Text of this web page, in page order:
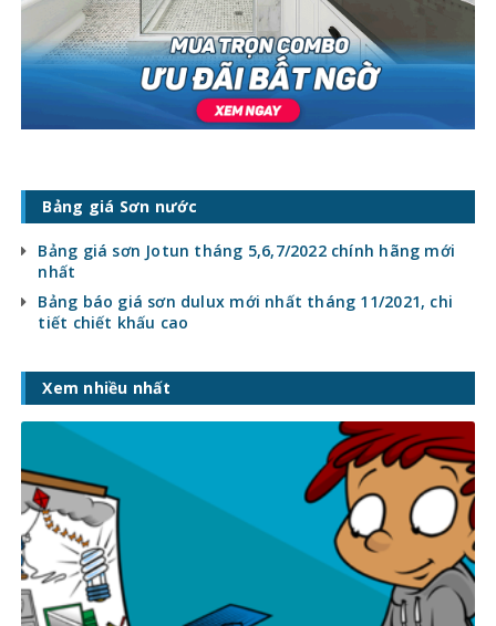
Bảng giá Sơn nước
Bảng giá sơn Jotun tháng 5,6,7/2022 chính hãng mới
nhất
Bảng báo giá sơn dulux mới nhất tháng 11/2021, chi
tiết chiết khấu cao
Xem nhiều nhất